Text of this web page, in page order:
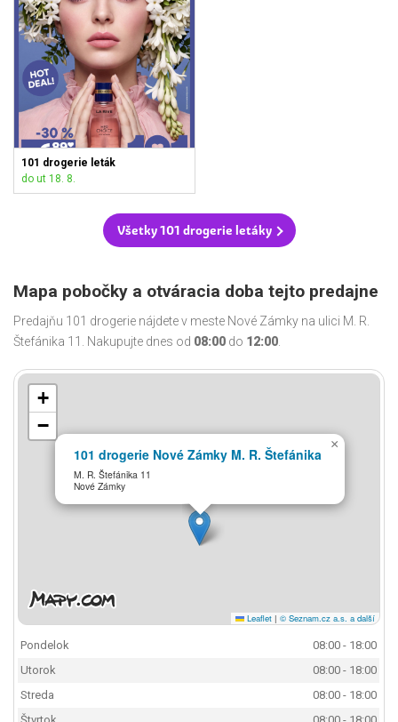
101 drogerie leták
do ut 18. 8.
Všetky 101 drogerie letáky
Mapa pobočky a otváracia doba tejto predajne
Predajňu 101 drogerie nájdete v meste Nové Zámky na ulici M. R.
Štefánika 11. Nakupujte dnes od 08:00 do 12:00
101 drogerie Nové Zámky M. R. Štefánika
M. R. Štefánika 11
Nové Zámky
×
+
−
Leaflet | © Seznam.cz a.s. a další
Pondelok
08:00 - 18:00
Utorok
08:00 - 18:00
Streda
08:00 - 18:00